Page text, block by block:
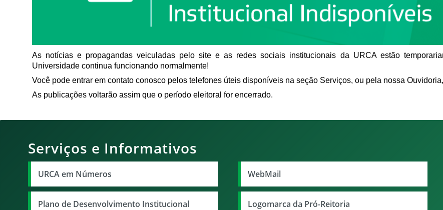
As notícias e propagandas veiculadas pelo site e as redes sociais institucionais da URCA estão
Universidade continua funcionando normalmente!
Você pode entrar em contato conosco pelos telefones úteis disponíveis na seção Serviços, ou pela nossa
As publicações voltarão assim que o período eleitoral for encerrado.
Serviços e Informativos
URCA em Números WebMail
Plano de Desenvolvimento Institucional Logomarca da Pró-Reitoria